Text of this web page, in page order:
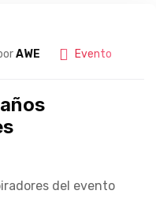
AWE Evento
del evento